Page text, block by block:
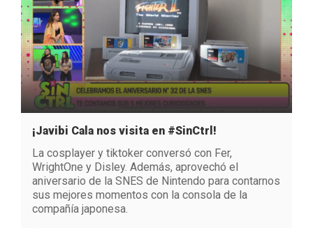
¡Javibi Cala nos visita en #SinCtrl!
La cosplayer y tiktoker conversó con Fer,
WrightOne y Disley. Además, aprovechó el
aniversario de la SNES de Nintendo para contarnos
sus mejores momentos con la consola de la
compañía japonesa.